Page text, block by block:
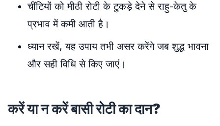
चींटियों को मीठी रोटी के टुकड़े देने से राहु-केतु के
प्रभाव में कमी आती है।
ध्यान रखें, यह उपाय तभी असर करेंगे जब शुद्ध भावना
और सही विधि से किए जाएं।
करें या न करें बासी रोटी का दान?